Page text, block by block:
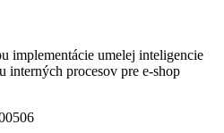
implementácie umelej inteligencie
interných procesov pre e-shop